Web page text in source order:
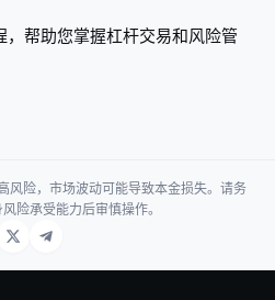
帮助您掌握杠杆交易和风险管
风险，市场波动可能导致本金损失。请务
险承受能力后审慎操作。